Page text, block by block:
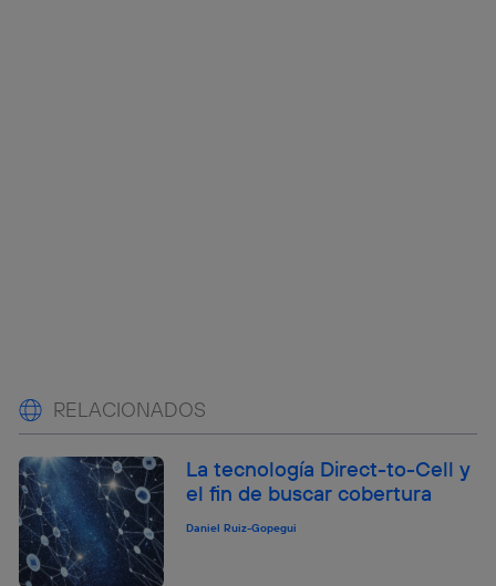
RELACIONADOS
La tecnología Direct-to-Cell y
el fin de buscar cobertura
Daniel Ruiz-Gopegui